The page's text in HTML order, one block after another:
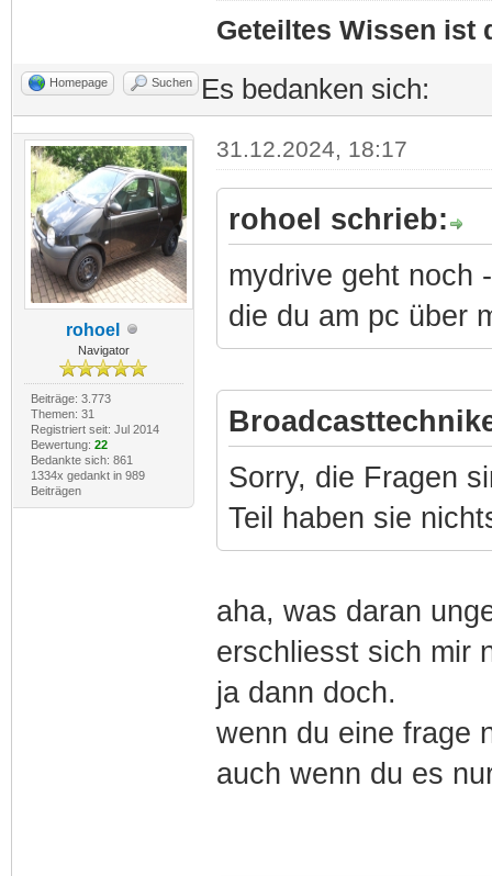
Geteiltes Wissen ist
Homepage Suchen Es bedanken sich:
rohoel
Navigator
Beiträge: 3.773
Themen: 31
Registriert seit: Jul 2014
Bewertung: 22
Bedankte sich: 861
1334x gedankt in 989
Beiträgen
31.12.2024, 18:17
rohoel schrieb:
mydrive geht noch
die du am pc über
Sorry, die Fragen
Teil haben sie
aha, was daran
erschliesst sich mir
ja dann doch.
wenn du eine frage
auch wenn du es